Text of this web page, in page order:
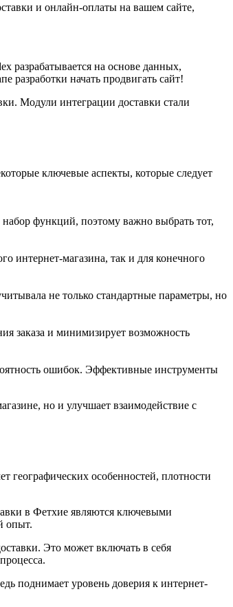
и онлайн-оплаты на вашем сайте,
разрабатывается на основе данных,
разработки начать продвигать сайт!
Модули интеграции доставки стали
ключевые аспекты, которые следует
функций, поэтому важно выбрать тот,
интернет-магазина, так и для конечного
не только стандартные параметры, но
заказа и минимизирует возможность
ошибок. Эффективные инструменты
но и улучшает взаимодействие с
географических особенностей, плотности
в Фетхие являются ключевыми
опыт.
Это может включать в себя
поднимает уровень доверия к интернет-